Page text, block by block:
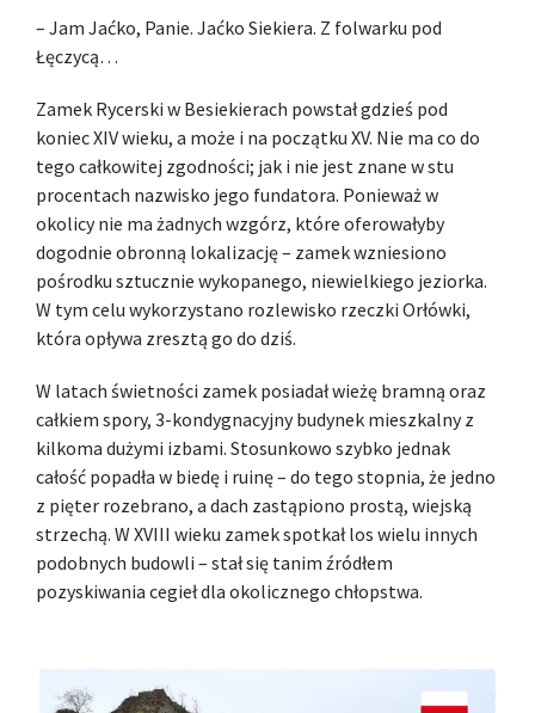
– Jam Jaćko, Panie. Jaćko Siekiera. Z folwarku pod
Łęczycą…
Zamek Rycerski w Besiekierach powstał gdzieś pod
koniec XIV wieku, a może i na początku XV. Nie ma co do
tego całkowitej zgodności; jak i nie jest znane w stu
procentach nazwisko jego fundatora. Ponieważ w
okolicy nie ma żadnych wzgórz, które oferowałyby
dogodnie obronną lokalizację – zamek wzniesiono
pośrodku sztucznie wykopanego, niewielkiego jeziorka.
W tym celu wykorzystano rozlewisko rzeczki Orłówki,
która opływa zresztą go do dziś.
W latach świetności zamek posiadał wieżę bramną oraz
całkiem spory, 3-kondygnacyjny budynek mieszkalny z
kilkoma dużymi izbami. Stosunkowo szybko jednak
całość popadła w biedę i ruinę – do tego stopnia, że jedno
z pięter rozebrano, a dach zastąpiono prostą, wiejską
strzechą. W XVIII wieku zamek spotkał los wielu innych
podobnych budowli – stał się tanim źródłem
pozyskiwania cegieł dla okolicznego chłopstwa.